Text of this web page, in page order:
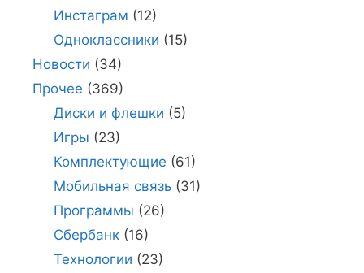
Инстаграм (12)
Одноклассники (15)
Новости (34)
Прочее (369)
Диски и флешки (5)
Игры (23)
Комплектующие (61)
Мобильная связь(31)
Программы (26)
Сбербанк(16)
Технологии (23)